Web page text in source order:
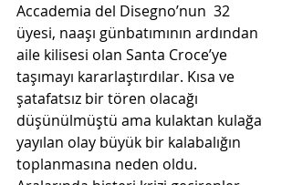
Accademia del Disegno’nun  32
üyesi, naaşı günbatımının ardından
aile kilisesi olan Santa Croce’ye
taşımayı kararlaştırdılar. Kısa ve
şatafatsız bir tören olacağı
düşünülmüştü ama kulaktan kulağa
yayılan olay büyük bir kalabalığın
toplanmasına neden oldu.